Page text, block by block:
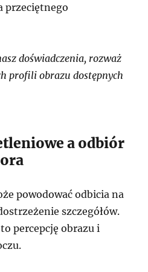
przeciętnego
doświadczenia, rozważ
profili obrazu dostępnych
a odbiór
powodować odbicia na
szczegółów.
percepcję obrazu i